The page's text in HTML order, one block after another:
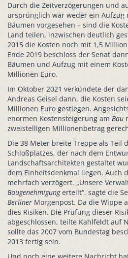
Durch die Zeitverzögerungen und
ursprünglich war weder ein Aufzug
Bäumen vorgesehen – sind die
Land teilen, inzwischen deutlich
2015 die Kosten noch mit 1,5
Ende 2019 beschloss der Senat
Bäumen und Aufzug mit einem
Millionen Euro.
Im Oktober 2021 verkündete der
Andreas Geisel dann, die Kosten
Millionen Euro gestiegen.
enormen Kostensteigerung am Bau
zweistelligen Millionenbetrag
Die 38 Meter breite Treppe als Teil
Schloßplatzes, der nach dem
Landschaftsarchitekten gestaltet
dem Einheitsdenkmal liegen. Auch
mehrfach verzögert. „Unsere
Baugenehmigungerteilt“, sagte die
Berliner Morgenpost. Da die Wippe
dies Risiken. Die Prüfung dieser
abgeschlossen, teilte Kahlfeldt auf
sollte das 2007 vom Bundestag
2013 fertig sein.